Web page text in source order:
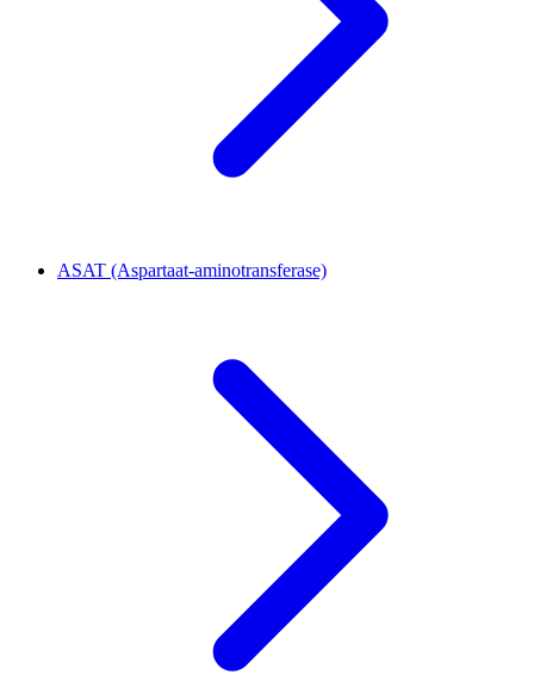
ASAT (Aspartaat-aminotransferase)